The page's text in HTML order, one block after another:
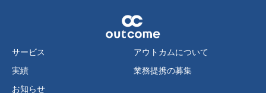
サービス
アウトカムについて
実績
業務提携の募集
お知らせ